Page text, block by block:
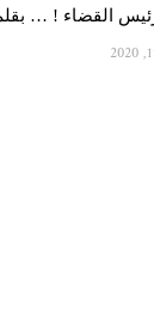
القضاء ! …